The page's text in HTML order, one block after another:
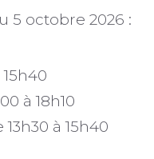
5 octobre 2026 :
à 18h10
à 15h40